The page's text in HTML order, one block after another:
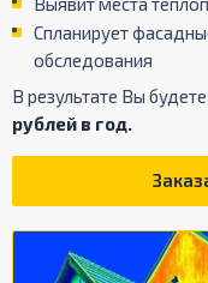
Спланирует
обследования
В результате Вы будете
рублей в год.